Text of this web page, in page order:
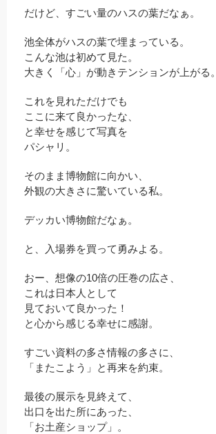
だけど、すごい量のハスの葉だなぁ。
池全体がハスの葉で埋まっている。
こんな池は初めて見た。
大きく「心」が動きテンションが上がる。
これを見れただけでも
ここに来て良かったな、
と幸せを感じて写真を
パシャリ。
そのまま博物館に向かい、
外観の大きさに驚いている私。
デッカい博物館だなぁ。
と、入場券を買って勇みよる。
おー、想像の10倍の圧巻の広さ、
これは日本人として
見ておいて良かった！
と心から感じる幸せに感謝。
すごい資料の多さ情報の多さに、
「またこよう」と再来を約束。
最後の展示を見終えて、
出口を出た所にあった、
「お土産ショップ」。